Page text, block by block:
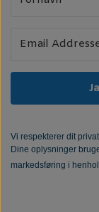
Vi respekterer dit
Dine oplysninger
markedsføring i